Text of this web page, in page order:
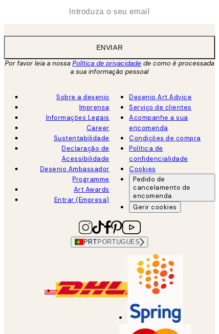
ENVIAR
Por favor leia a nossa Política de privacidade de como é processada
a sua informação pessoal
Sobre a desenio
Imprensa
Informações Legais
Career
Sustentabilidade
Declaração de
Acessibilidade
Desenio Ambassador
Programme
Art Awards
Entrar (Empresa)
Desenio Art Advice
Serviço de clientes
Acompanhe a sua
encomenda
Condições de compra
Política de
confidencialidade
Cookies
Pedido de
cancelamento de
encomenda
Gerir cookies
PRT PORTUGUES